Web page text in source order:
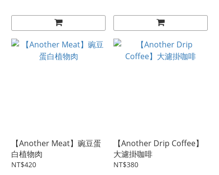
【Another Meat】豌豆蛋
白植物肉
NT$420
【Another Drip Coffee】
大濾掛咖啡
NT$380